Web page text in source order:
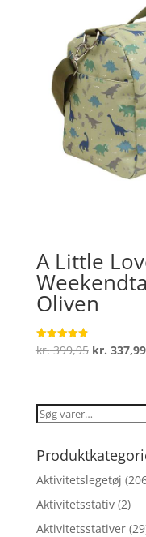
A Little
Oliven
Vurderet
4.9
kr.399,95 Den
var:
kr. 399,95.
kr. 337,99
Søg
Aktivitetslegetøj
Aktivitetsstativ (2)
Aktivitetsstativer